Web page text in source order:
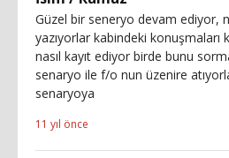
Güzel bir seneryo devam ediyor,
yazıyorlar kabindeki
nasıl kayıt ediyor birde bunu
senaryo ile f/o nun üzenire
senaryoya
11 yıl önce